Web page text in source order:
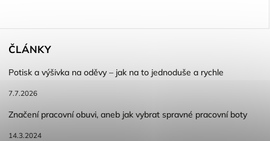
ČLÁNKY
Potisk a výšivka na oděvy – jak na to jednoduše a rychle
7.7.2026
Značení pracovní obuvi, aneb jak vybrat spravné pracovní boty
14.3.2024